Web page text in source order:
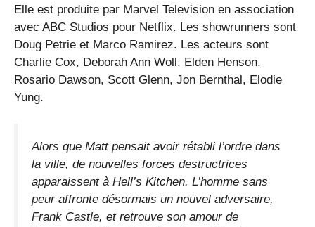
Elle est produite par Marvel Television en association
avec ABC Studios pour Netflix. Les showrunners sont
Doug Petrie et Marco Ramirez. Les acteurs sont
Charlie Cox, Deborah Ann Woll, Elden Henson,
Rosario Dawson, Scott Glenn, Jon Bernthal, Elodie
Yung.
Alors que Matt pensait avoir rétabli l’ordre dans
la ville, de nouvelles forces destructrices
apparaissent à Hell’s Kitchen. L’homme sans
peur affronte désormais un nouvel adversaire,
Frank Castle, et retrouve son amour de